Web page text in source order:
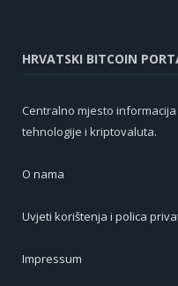
HRVATSKI BITCOIN
Centralno mjesto
tehnologije i kriptovaluta.
O nama
Uvjeti korištenja i polica
Impressum